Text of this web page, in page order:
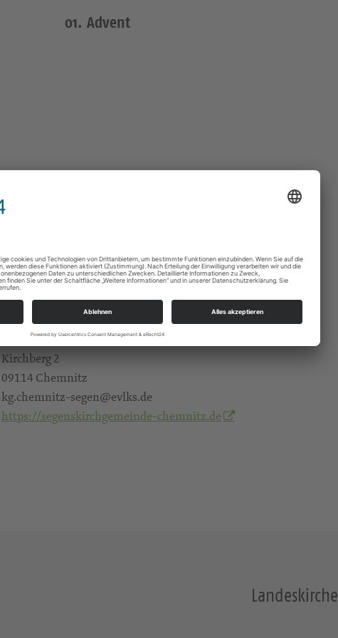
01. Advent
Gnadenkirche Borna Chemnitz-Borna
Pfr. Markus Gnaudschunj markus.gnaudschun@evlks.de
0371 411687
https://segenskirchgemeinde-chemnitz.de
Alle
Ev.-Luth. Segenskirchgemeinde Chemnitz-Nord
Kirchberg 2
09114 Chemnitz
kg.chemnitz-segen@evlks.de
https://segenskirchgemeinde-chemnitz.de
Landeskirche